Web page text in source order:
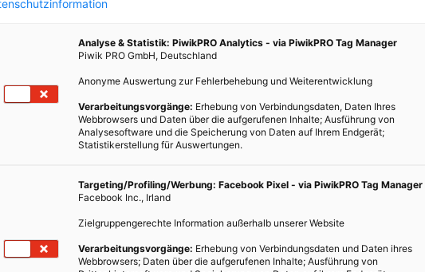
Mensch
mit
Analyse & Statistik: PiwikPRO Analytics - via PiwikPRO Tag Manager
Piwik PRO GmbH, Deutschland
Anonyme Auswertung zur Fehlerbehebung und Weiterentwicklung
Verarbeitungsvorgänge: Erhebung von Verbindungsdaten, Daten Ihres
Webbrowsers und Daten über die aufgerufenen Inhalte; Ausführung von
Analysesoftware und die Speicherung von Daten auf Ihrem Endgerät;
Statistikerstellung für Auswertungen.
Targeting/Profiling/Werbung: Facebook Pixel - via PiwikPRO Tag Manager
Facebook Inc., Irland
Zielgruppengerechte Information außerhalb unserer Website
Verarbeitungsvorgänge: Erhebung von Verbindungsdaten und Daten ihres
Webbrowsers; Daten über die aufgerufenen Inhalte; Ausführung von